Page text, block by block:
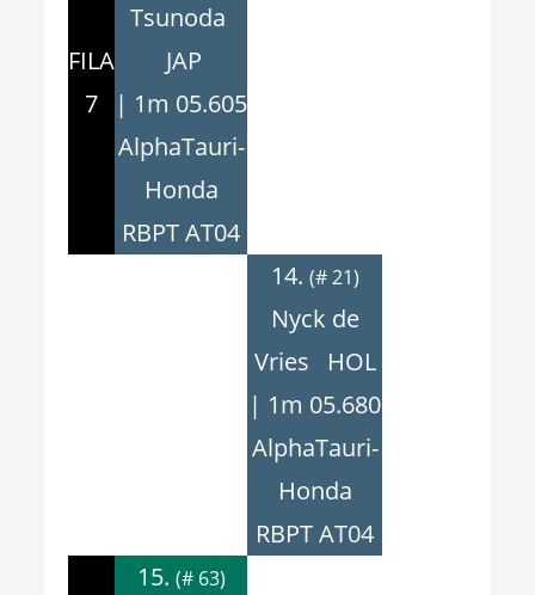
FILA
7
Tsunoda
JAP
| 1m 05.605
AlphaTauri-
Honda
RBPT AT04
14. (# 21)
Nyck de
Vries HOL
| 1m 05.680
AlphaTauri-
Honda
RBPT AT04
15. (# 63)